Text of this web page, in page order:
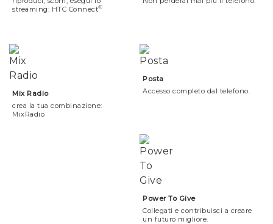
streaming: HTC Connect®
Mix Radio
crea la tua combinazione:
MixRadio
Posta
Accesso completo dal telefono.
Power To Give
Collegati e contribuisci a creare
un futuro migliore.